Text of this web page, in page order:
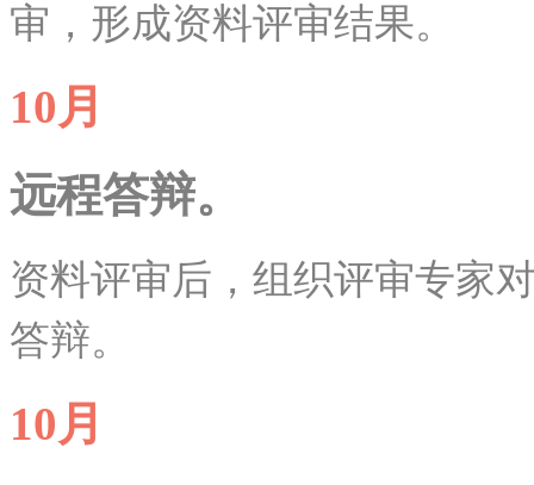
审，形成资料评审结果。
10月
远程答辩。
资料评审后，组织评审专家
答辩。
10月